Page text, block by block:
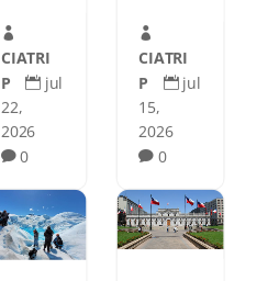

CIATRI
P  jul
22,
2026
 0

CIATRI
P  jul
15,
2026
 0